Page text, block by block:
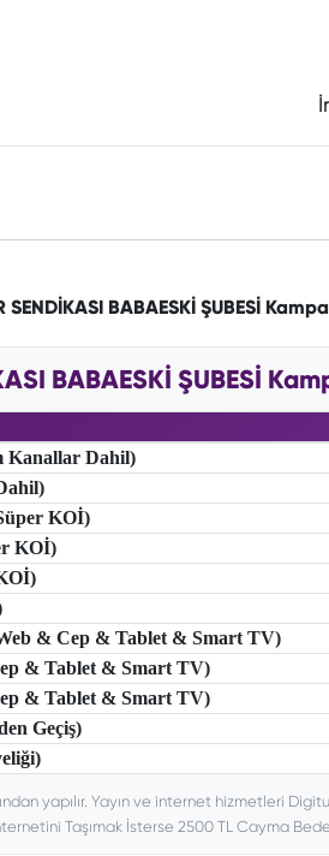
BABAESKİ ŞUBESİ
BABAESKİ ŞUBESİ
Kanallar Dahil)
KOİ)
KOİ)
& Cep & Tablet & Smart TV)
& Tablet & Smart TV)
& Tablet & Smart TV)
Geçiş)
yapılır. Yayın ve internet hizmetleri
Taşımak İsterse 2500 TL Cayma